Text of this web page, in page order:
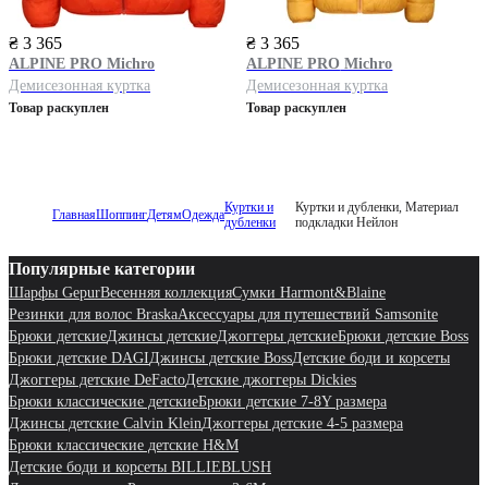
₴ 3 365
ALPINE PRO Michro
Демисезонная куртка
Товар раскуплен
₴ 3 365
ALPINE PRO Michro
Демисезонная куртка
Товар раскуплен
ГлавнаяШоппингДетямОдеждаКуртки и
дубленки
Куртки и дубленки, Материал
подкладки Нейлон
Популярные категории
Шарфы GepurВесенняя коллекцияСумки Harmont&Blaine
Резинки для волос BraskaАксессуары для путешествий Samsonite
Брюки детскиеДжинсы детскиеДжоггеры детскиеБрюки детские Boss
Брюки детские DAGIДжинсы детские BossДетские боди и корсеты
Джоггеры детские DeFactoДетские джоггеры Dickies
Брюки классические детскиеБрюки детские 7-8Y размера
Джинсы детские Calvin KleinДжоггеры детские 4-5 размера
Брюки классические детские H&M
Детские боди и корсеты BILLIEBLUSH